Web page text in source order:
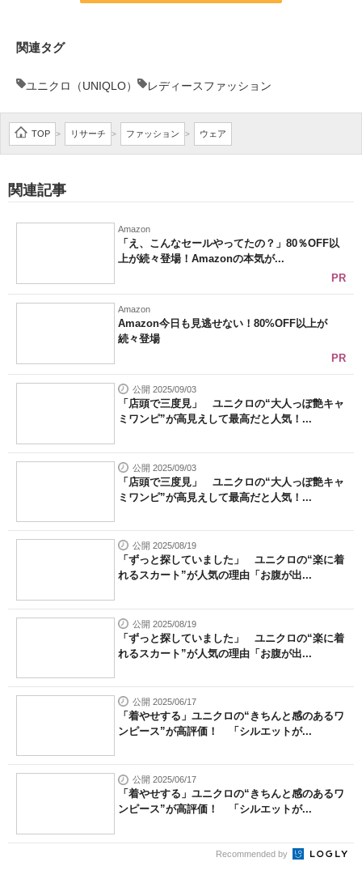
関連タグ
ユニクロ（UNIQLO） レディースファッション
TOP > リサーチ > ファッション > ウェア
関連記事
Amazon
「え、こんなセールやってたの？」80％OFF以
上が続々登場！Amazonの本気が...
PR
Amazon
Amazon今日も見逃せない！80%OFF以上が
続々登場
PR
公開 2025/09/03
「店頭で三度見」 ユニクロの“大人っぽ艶キャ
ミワンピ”が高見えして最高だと人気！...
公開 2025/09/03
「店頭で三度見」 ユニクロの“大人っぽ艶キャ
ミワンピ”が高見えして最高だと人気！...
公開 2025/08/19
「ずっと探していました」 ユニクロの“楽に着
れるスカート”が人気の理由「お腹が出...
公開 2025/08/19
「ずっと探していました」 ユニクロの“楽に着
れるスカート”が人気の理由「お腹が出...
公開 2025/06/17
「着やせする」ユニクロの“きちんと感のあるワ
ンピース”が高評価！ 「シルエットが...
公開 2025/06/17
「着やせする」ユニクロの“きちんと感のあるワ
ンピース”が高評価！ 「シルエットが...
Recommended by